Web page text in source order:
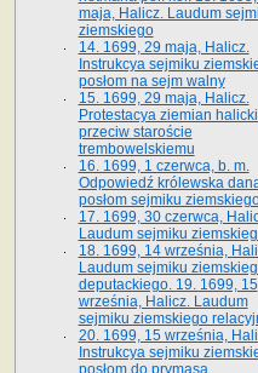
maja, Halicz. Laudum
ziemskiego
14. 1699, 29 maja, Halicz.
Instrukcya sejmiku
posłom na sejm walny
15. 1699, 29 maja, Halicz.
Protestacya ziemian
przeciw staroście
trembowelskiemu
16. 1699, 1 czerwca, b. m.
Odpowiedź królewska
posłom sejmiku
17. 1699, 30 czerwca,
Laudum sejmiku
18. 1699, 14 września,
Laudum sejmiku
deputackiego. 19. 1699, 15
września, Halicz. Laudum
sejmiku ziemskiego
20. 1699, 15 września,
Instrukcya sejmiku
posłom do prymasa